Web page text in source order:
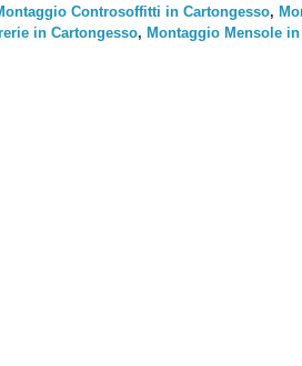
Controsoffitti in Cartongesso,
in Cartongesso, Montaggio Mensole